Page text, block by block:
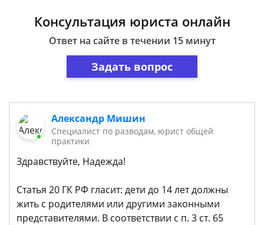
Консультация юриста онлайн
Ответ на сайте в течении 15 минут
Задать вопрос
Александр Мишин
Специалист по разводам, юрист общей
практики
Здравствуйте, Надежда!
Статья 20 ГК РФ гласит: дети до 14 лет должны
жить с родителями или другими законными
представителями. В соответствии с п. 3 ст. 65